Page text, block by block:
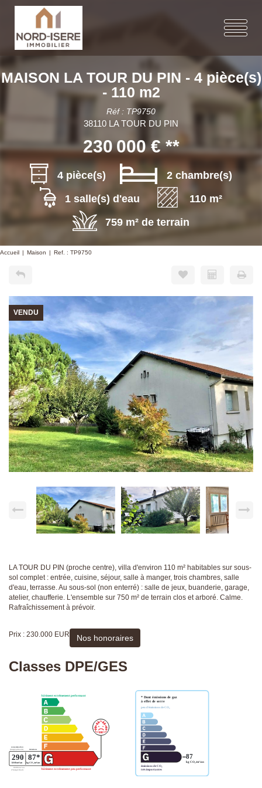
MAISON LA TOUR DU PIN - 4 pièce(s)
- 110 m2
Réf : TP9750
38110 LA TOUR DU PIN
230 000 €**
4 pièce(s)
2 chambre(s)
1 salle(s) d'eau
110 m²
759 m² de terrain
Accueil Maison Ref. : TP9750
VENDU
LA TOUR DU PIN (proche centre), villa d'environ 110 m² habitables sur sous-
sol complet : entrée, cuisine, séjour, salle à manger, trois chambres, salle
d'eau, terrasse. Au sous-sol (non enterré) : salle de jeux, buanderie, garage,
atelier, chaufferie. L'ensemble sur 750 m² de terrain clos et arboré. Calme.
Rafraîchissement à prévoir.
Prix : 230.000 EUR Nos honoraires
Classes DPE/GES